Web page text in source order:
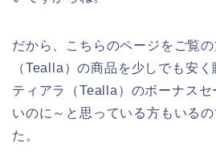
だから、こちらのページをご覧
（Tealla）の商品を少しでも安く
ティアラ（Tealla）のボーナス
いのに～と思っている方もいる
た。